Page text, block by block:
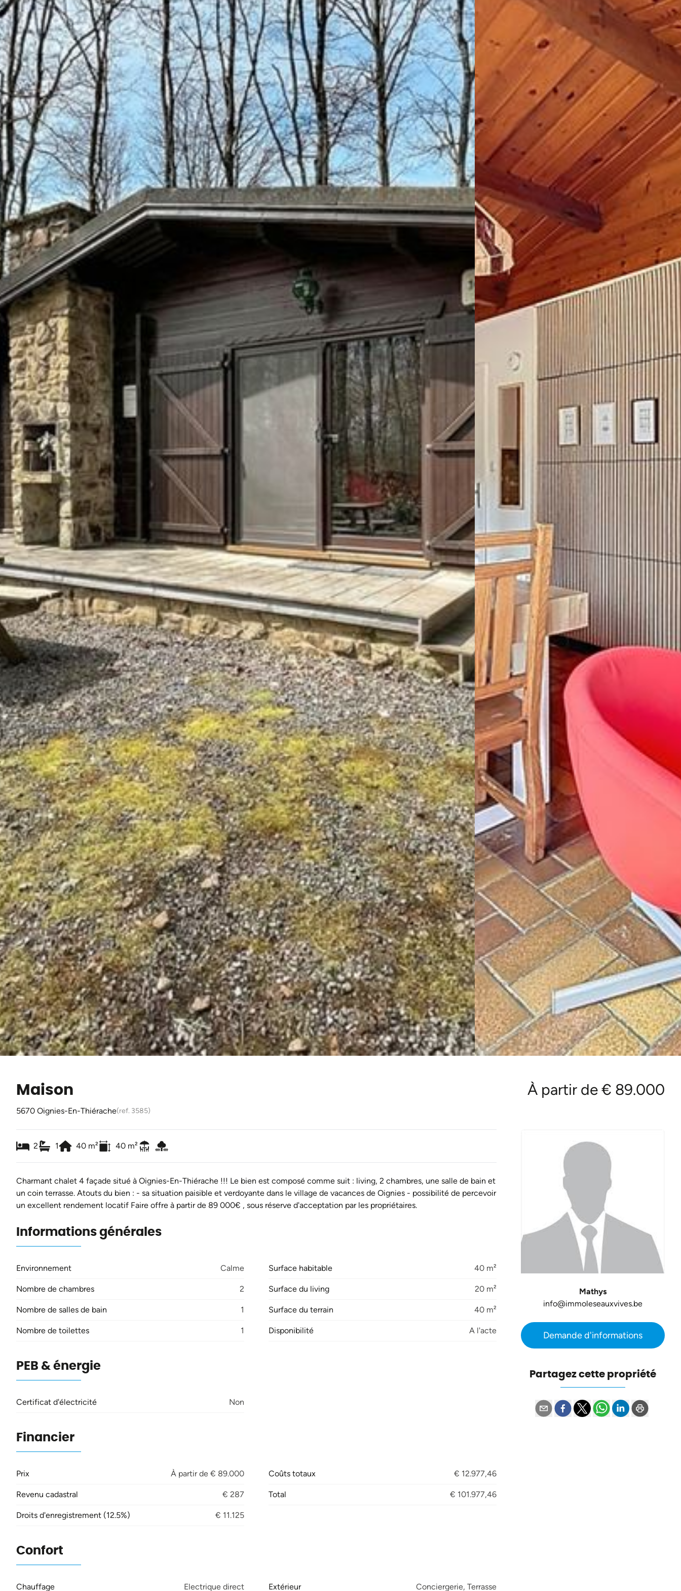
Maison À partir de € 89.000
5670 Oignies-En-Thiérache(ref. 3585)
2 1 40 m² 40 m²
Charmant chalet 4 façade situé à Oignies-En-Thiérache !!! Le bien est composé comme suit : living, 2 chambres, une salle de bain et
un coin terrasse. Atouts du bien : - sa situation paisible et verdoyante dans le village de vacances de Oignies - possibilité de percevoir
un excellent rendement locatif Faire offre à partir de 89 000€ , sous réserve d'acceptation par les propriétaires.
Informations générales
Environnement Calme Surface habitable 40 m²
Nombre de chambres 2 Surface du living 20 m²
Nombre de salles de bain 1 Surface du terrain 40 m²
Nombre de toilettes 1 Disponibilité A l'acte
PEB & énergie
Certificat d'électricité Non
Financier
Prix À partir de € 89.000 Coûts totaux € 12.977,46
Revenu cadastral € 287 Total € 101.977,46
Droits d'enregistrement (12.5%) € 11.125
Confort
Chauffage Electrique direct Extérieur Conciergerie, Terrasse
Mathys
info@immoleseauxvives.be
Demande d'informations
Partagez cette propriété